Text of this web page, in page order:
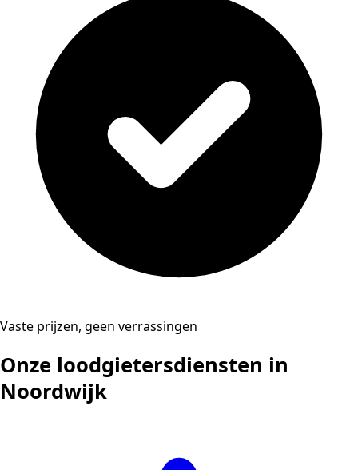
Vaste prijzen, geen verrassingen
Onze loodgietersdiensten in
Noordwijk